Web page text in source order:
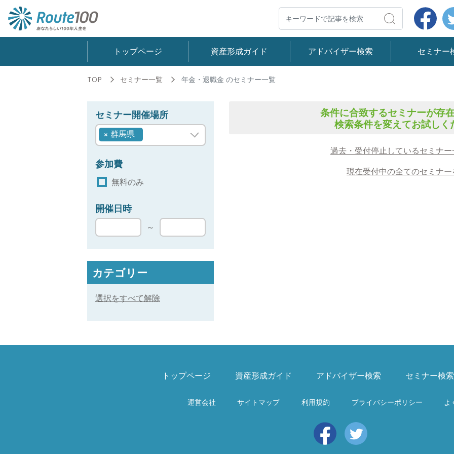
検索
トップページ 資産形成ガイド アドバイザー検索 セミナー
TOP セミナー一覧 年金・退職金 のセミナー一覧
セミナー開催場所
× 群馬県
参加費
無料のみ
開催日時
～
カテゴリー
選択をすべて解除
条件に合致するセミナーが存在
検索条件を変えてお試しく
過去・受付停止しているセミナー
現在受付中の全てのセミナー
トップページ 資産形成ガイド アドバイザー検索 セミナー検索
運営会社 サイトマップ 利用規約 プライバシーポリシー よ
Facebook